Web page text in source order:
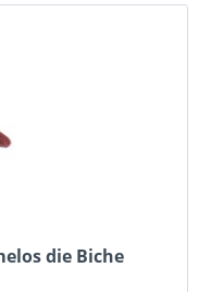
die Biche